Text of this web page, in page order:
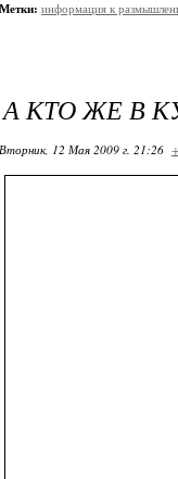
Метки: информация к
А КТО ЖЕ В
Вторник, 12 Мая 2009 г. 21:26